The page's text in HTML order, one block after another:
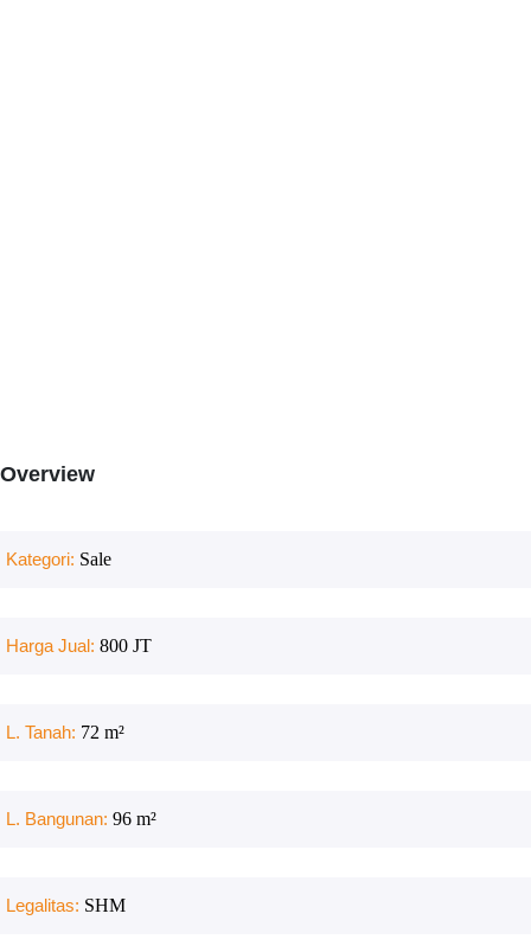
Overview
Kategori: Sale
Harga Jual: 800 JT
L. Tanah: 72 m²
L. Bangunan: 96 m²
Legalitas: SHM